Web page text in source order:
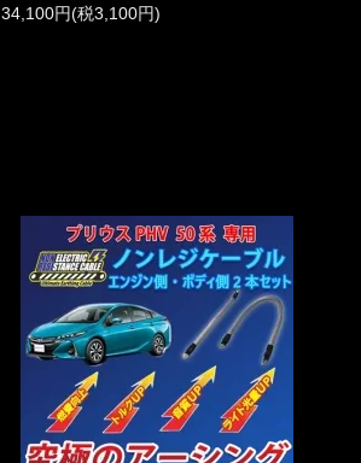
34,100円(税3,100円)